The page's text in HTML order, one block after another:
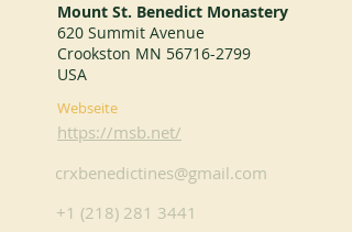
Mount St. Benedict Monastery
620 Summit Avenue
Crookston MN 56716-2799
USA
Webseite
https://msb.net/
crxbenedictines@gmail.com
+1 (218) 281 3441